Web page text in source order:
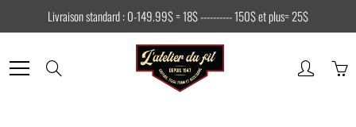
Livraison standard : 0-149.99$ = 18$ ---------- 150$ et plus= 25$